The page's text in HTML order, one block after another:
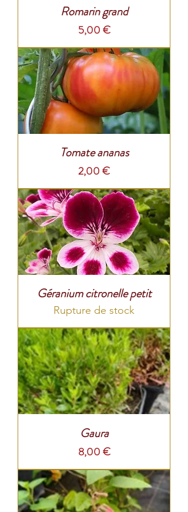
Romarin grand
Prix
5,00 €
Tomate ananas
Prix
2,00 €
Géranium citronelle petit
Rupture de stock
Gaura
Prix
8,00 €